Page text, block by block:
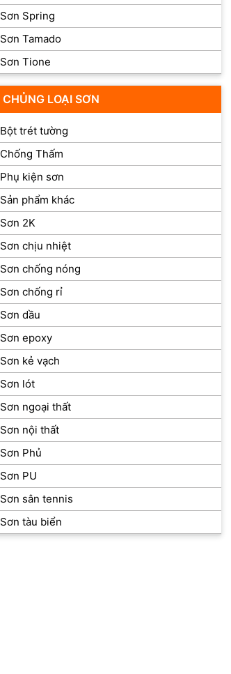
Sơn Spring
Sơn Tamado
Sơn Tione
CHỦNG LOẠI SƠN
Bột trét tường
Chống Thấm
Phụ kiện sơn
Sản phẩm khác
Sơn 2K
Sơn chịu nhiệt
Sơn chống nóng
Sơn chống rỉ
Sơn dầu
Sơn epoxy
Sơn kẻ vạch
Sơn lót
Sơn ngoại thất
Sơn nội thất
Sơn Phủ
Sơn PU
Sơn sân tennis
Sơn tàu biển